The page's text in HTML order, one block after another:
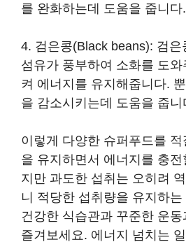
를 완화하는데 도움을 줍니다.
4. 검은콩(Black beans): 검은
섬유가 풍부하여 소화를 도
켜 에너지를 유지해줍니다.
을 감소시키는데 도움을 줍니
이렇게 다양한 슈퍼푸드를
을 유지하면서 에너지를 충
지만 과도한 섭취는 오히려
니 적당한 섭취량을 유지하
건강한 식습관과 꾸준한 운
즐겨보세요. 에너지 넘치는